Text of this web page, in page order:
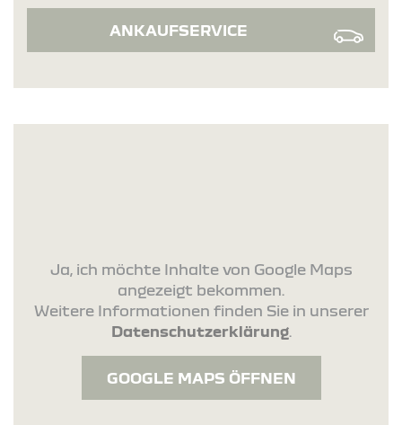
ANKAUFSERVICE
Ja, ich möchte Inhalte von Google Maps
angezeigt bekommen.
Weitere Informationen finden Sie in unserer
Datenschutzerklärung.
GOOGLE MAPS ÖFFNEN